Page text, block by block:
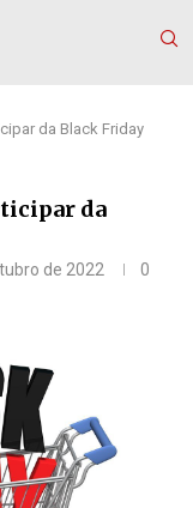
da Black Friday
da
de 2022
0